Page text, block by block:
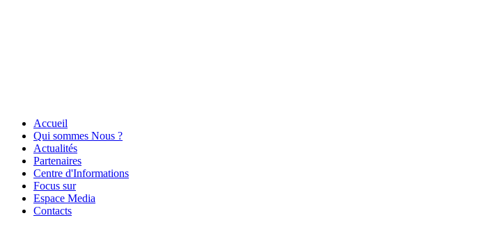
Accueil
Qui sommes Nous ?
Actualités
Partenaires
Centre d'Informations
Focus sur
Espace Media
Contacts